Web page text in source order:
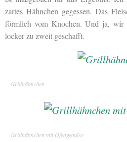
zartes Hähnchen gegessen. Das
förmlich vom Knochen. Und ja, wir
locker zu zweit geschafft.
Grillhähnchen
Grillhähnchen mit Ofengemüse